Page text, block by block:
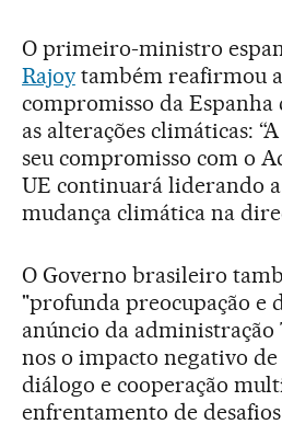
O primeiro-ministro
Rajoytambém reafirmou
compromisso da
as alterações climáticas:
seu compromisso com o
UE continuará liderando
mudança climática na
O Governo brasileiro
"profunda preocupação e
anúncio da administração
nos o impacto negativo
diálogo e cooperação
enfrentamento de